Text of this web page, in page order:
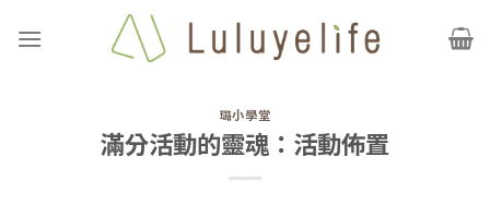
璐小學堂
滿分活動的靈魂：活動佈置